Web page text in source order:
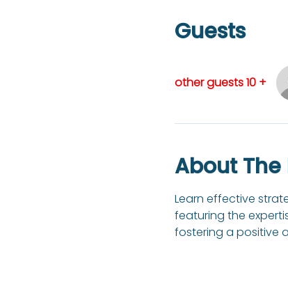
Guests
+ 10 other guests
About The
Learn effective
featuring the
fostering a positive